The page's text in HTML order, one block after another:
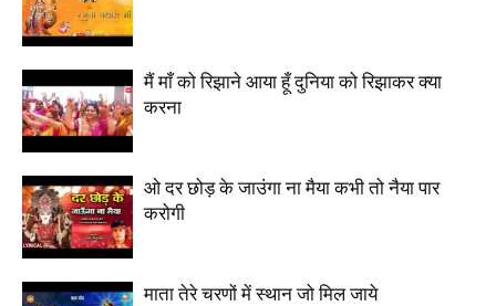
मैं माँ को रिझाने आया हूँ दुनिया को रिझाकर क्या
करना
ओ दर छोड़ के जाउंगा ना मैया कभी तो नैया पार
करोगी
माता तेरे चरणों में स्थान जो मिल जाये